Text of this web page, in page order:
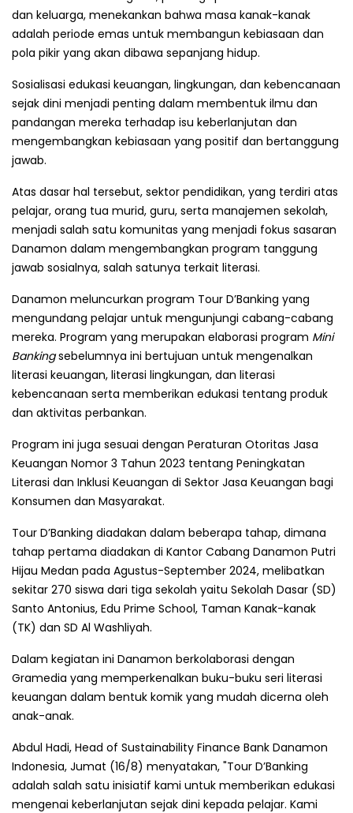
dan keluarga, menekankan bahwa masa kanak-kanak
adalah periode emas untuk membangun kebiasaan dan
pola pikir yang akan dibawa sepanjang hidup.
Sosialisasi edukasi keuangan, lingkungan, dan kebencanaan
sejak dini menjadi penting dalam membentuk ilmu dan
pandangan mereka terhadap isu keberlanjutan dan
mengembangkan kebiasaan yang positif dan bertanggung
jawab.
Atas dasar hal tersebut, sektor pendidikan, yang terdiri atas
pelajar, orang tua murid, guru, serta manajemen sekolah,
menjadi salah satu komunitas yang menjadi fokus sasaran
Danamon dalam mengembangkan program tanggung
jawab sosialnya, salah satunya terkait literasi.
Danamon meluncurkan program Tour D’Banking yang
mengundang pelajar untuk mengunjungi cabang-cabang
mereka. Program yang merupakan elaborasi program Mini
Bankingsebelumnya ini bertujuan untuk mengenalkan
literasi keuangan, literasi lingkungan, dan literasi
kebencanaan serta memberikan edukasi tentang produk
dan aktivitas perbankan.
Program ini juga sesuai dengan Peraturan Otoritas Jasa
Keuangan Nomor 3 Tahun 2023 tentang Peningkatan
Literasi dan Inklusi Keuangan di Sektor Jasa Keuangan bagi
Konsumen dan Masyarakat.
Tour D’Banking diadakan dalam beberapa tahap, dimana
tahap pertama diadakan di Kantor Cabang Danamon Putri
Hijau Medan pada Agustus-September 2024, melibatkan
sekitar 270 siswa dari tiga sekolah yaitu Sekolah Dasar (SD)
Santo Antonius, Edu Prime School, Taman Kanak-kanak
(TK) dan SD Al Washliyah.
Dalam kegiatan ini Danamon berkolaborasi dengan
Gramedia yang memperkenalkan buku-buku seri literasi
keuangan dalam bentuk komik yang mudah dicerna oleh
anak-anak.
Abdul Hadi, Head of Sustainability Finance Bank Danamon
Indonesia, Jumat (16/8) menyatakan, "Tour D’Banking
adalah salah satu inisiatif kami untuk memberikan edukasi
mengenai keberlanjutan sejak dini kepada pelajar. Kami